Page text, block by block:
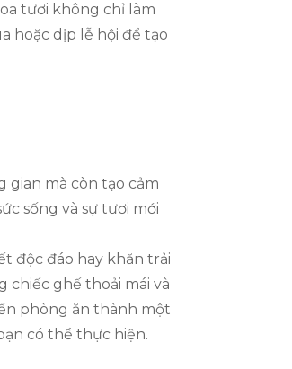
tươi không chỉ làm
hoặc dịp lễ hội để tạo
mà còn tạo cảm
sống và sự tươi mới
độc đáo hay khăn trải
chiếc ghế thoải mái và
phòng ăn thành một
có thể thực hiện.